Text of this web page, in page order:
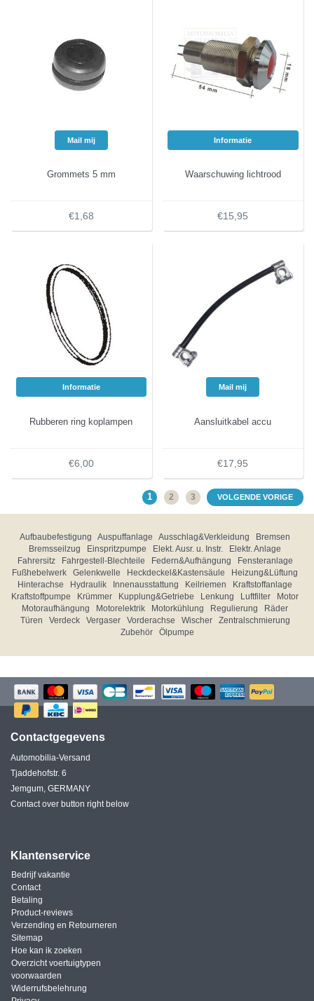
Mail mij
Grommets 5 mm
€1,68
Informatie
Waarschuwing lichtrood
€15,95
Informatie
Rubberen ring koplampen
€6,00
Mail mij
Aansluitkabel accu
€17,95
1 2 3 VOLGENDE VORIGE
Aufbaubefestigung Auspuffanlage Ausschlag&Verkleidung
Bremsen
Bremsseilzug
Einspritzpumpe Elekt. Ausr. u. Instr.
Elektr. Anlage
Fahrersitz
Fahrgestell-Blechteile Federn&Aufhängung
Fensteranlage
Fußhebelwerk
Gelenkwelle Heckdeckel&Kastensäule
Heizung&Lüftung
Hinterachse
Hydraulik Innenausstattung Keilriemen
Kraftstoffanlage
Kraftstoffpumpe
Krümmer Kupplung&Getriebe Lenkung Luftfilter
Motor
Motoraufhängung
Motorelektrik Motorkühlung Regulierung
Räder
Türen
Verdeck Vergaser Vorderachse Wischer
Zentralschmierung
Zubehör
Ölpumpe
Contactgegevens
Automobilia-Versand
Tjaddehofstr. 6
Jemgum, GERMANY
Contact over button right below
Klantenservice
Bedrijf vakantie
Contact
Betaling
Product-reviews
Verzending en Retourneren
Sitemap
Hoe kan ik zoeken
Overzicht voertuigtypen
voorwaarden
Widerrufsbelehrung